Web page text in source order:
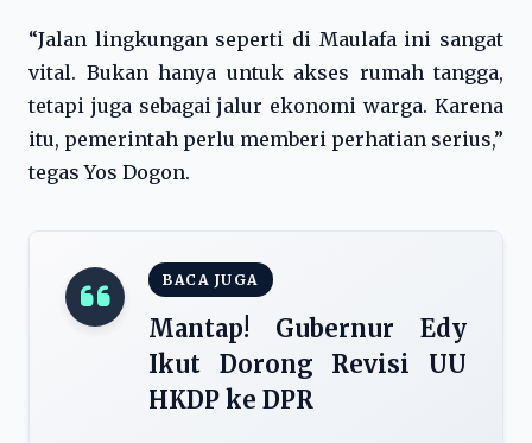
“Jalan lingkungan seperti di Maulafa ini sangat
vital. Bukan hanya untuk akses rumah tangga,
tetapi juga sebagai jalur ekonomi warga. Karena
itu, pemerintah perlu memberi perhatian serius,”
tegas Yos Dogon.
BACA JUGA
Mantap! Gubernur Edy
Ikut Dorong Revisi UU
HKDP ke DPR